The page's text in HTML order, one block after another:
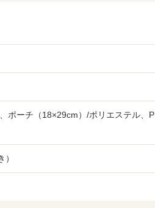
ポーチ（18×29cm）/ポリエステル、P